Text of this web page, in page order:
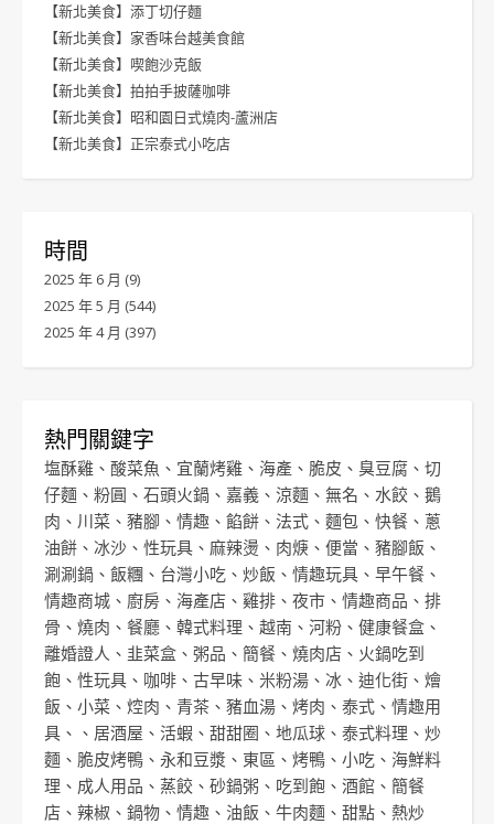
【新北美食】添丁切仔麵
【新北美食】家香味台越美食館
【新北美食】喫飽沙克飯
【新北美食】拍拍手披薩咖啡
【新北美食】昭和園日式燒肉-蘆洲店
【新北美食】正宗泰式小吃店
時間
2025 年 6 月 (9)
2025 年 5 月 (544)
2025 年 4 月 (397)
熱門關鍵字
塩酥雞 、 酸菜魚 、 宜蘭烤雞 、 海產 、 脆皮 、 臭豆腐 、 切
仔麵 、 粉圓 、 石頭火鍋 、 嘉義 、 涼麵 、 無名 、 水餃 、 鵝
肉 、 川菜 、 豬腳 、 情趣 、 餡餅 、 法式 、 麵包 、 快餐 、 蔥
油餅 、 冰沙 、 性玩具 、 麻辣燙 、 肉焿 、 便當 、 豬腳飯 、
涮涮鍋 、 飯糰 、 台灣小吃 、 炒飯 、 情趣玩具 、 早午餐 、
情趣商城 、 廚房 、 海產店 、 雞排 、 夜市 、 情趣商品 、 排
骨 、 燒肉 、 餐廳 、 韓式料理 、 越南 、 河粉 、 健康餐盒 、
離婚證人 、 韭菜盒 、 粥品 、 簡餐 、 燒肉店 、 火鍋吃到
飽 、 性玩具 、 咖啡 、 古早味 、 米粉湯 、 冰 、 迪化街 、 燴
飯 、 小菜 、 焢肉 、 青茶 、 豬血湯 、 烤肉 、 泰式 、 情趣用
具 、、 居酒屋 、 活蝦 、 甜甜圈 、 地瓜球 、 泰式料理 、 炒
麵 、 脆皮烤鴨 、 永和豆漿 、 東區 、 烤鴨 、 小吃 、 海鮮料
理 、 成人用品 、 蒸餃 、 砂鍋粥 、 吃到飽 、 酒館 、 簡餐
店 、 辣椒 、 鍋物 、 情趣 、 油飯 、 牛肉麵 、 甜點 、 熱炒